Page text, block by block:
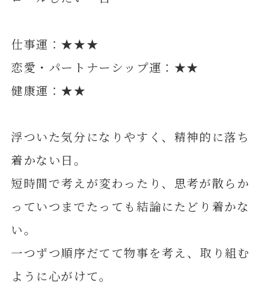
仕事運：★★★
恋愛・パートナーシップ運：★★
健康運：★★
浮ついた気分になりやすく、精神的に落ち
着かない日。
短時間で考えが変わったり、思考が散らか
っていつまでたっても結論にたどり着かな
い。
一つずつ順序だてて物事を考え、取り組む
ように心がけて。